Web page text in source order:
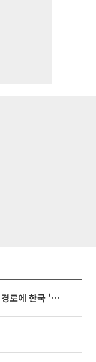
태풍 '돌핀' 이어 '찬홈' 등장…예상 경로에 한국 '한숨'